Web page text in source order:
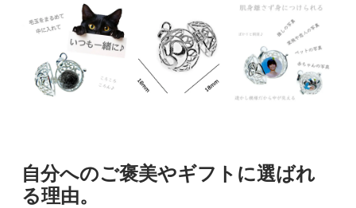
自分へのご褒美やギフトに選ばれ
る理由。